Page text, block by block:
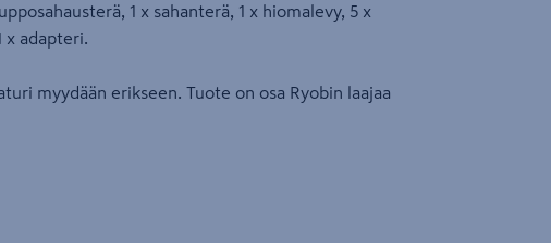
1 x sahanterä, 1 x hiomalevy, 5 x
x adapteri.
myydään erikseen. Tuote on osa Ryobin laajaa